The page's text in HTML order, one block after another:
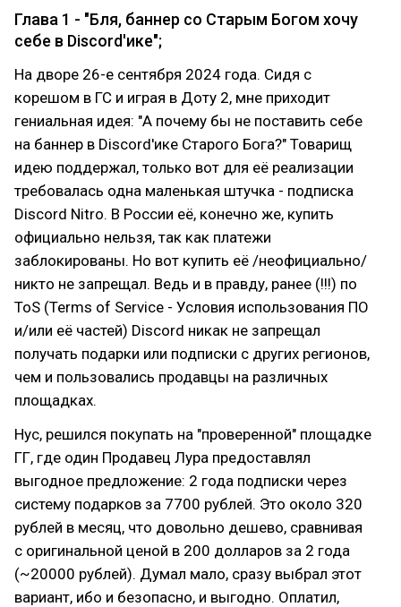
Глава 1 - "Бля, баннер со Старым Богом хочу
себе в Discord'ике";
На дворе 26-е сентября 2024 года. Сидя с
корешом в ГС и играя в Доту 2, мне приходит
гениальная идея: "А почему бы не поставить себе
на баннер в Discord'ике Старого Бога?" Товарищ
идею поддержал, только вот для её реализации
требовалась одна маленькая штучка - подписка
Discord Nitro. В России её, конечно же, купить
официально нельзя, так как платежи
заблокированы. Но вот купить её /неофициально/
никто не запрещал. Ведь и в правду, ранее (!!!) по
ToS (Terms of Service - Условия использования ПО
и/или её частей) Discord никак не запрещал
получать подарки или подписки с других регионов,
чем и пользовались продавцы на различных
площадках.
Нус, решился покупать на "проверенной" площадке
ГГ, где один Продавец Лура предоставлял
выгодное предложение: 2 года подписки через
систему подарков за 7700 рублей. Это около 320
рублей в месяц, что довольно дешево, сравнивая
с оригинальной ценой в 200 долларов за 2 года
(~20000 рублей). Думал мало, сразу выбрал этот
вариант, ибо и безопасно, и выгодно. Оплатил,